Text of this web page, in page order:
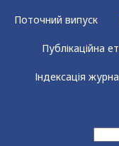
Поточний випуск
Публікаційна
Індексація